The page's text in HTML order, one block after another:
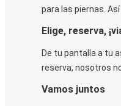
para las piernas.
Elige, reserva,
De tu pantalla a tu
reserva, nosotros
Vamos juntos